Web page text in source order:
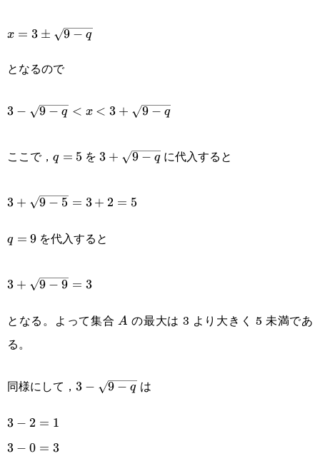
x=3\pm\sqrt{9-
x = 3 ± 9 − q
となるので
3-\sqrt{9-q}
q}
3 − 9 − q < x < 3 + 9 − q
ここで， q = 5 を3+\sqrt{9-
3 + 9 − q に代入すると
3+\sqrt{9-
3 + 9 − 5 = 3 + 2 = 5
q=9
q = 9 を代入すると
3+\sqrt{9-
3 + 9 − 9 = 3
となる。よって集合A
A の最大は 3 より大きく 5 未満であ
る。
同様にして， 3-
3 − 9 − qは
3-
2=1
3 − 2 = 1
3-
3 − 0 = 3